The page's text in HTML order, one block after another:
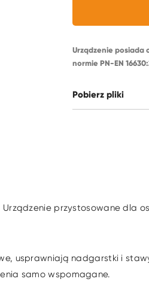
Urządzenie posiada
normie PN-EN
Pobierz pliki
Urządzenie przystosowane dla
usprawniają nadgarstki i
samo wspomagane.